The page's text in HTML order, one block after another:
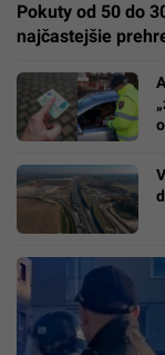
Pokuty od 50 do
najčastejšie